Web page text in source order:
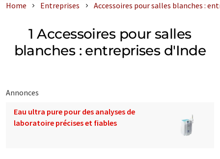
Home Entreprises Accessoires pour salles blanches :
1 Accessoires pour salles
blanches : entreprises d'Inde
Annonces
Eau ultra pure pour des analyses de
laboratoire précises et fiables